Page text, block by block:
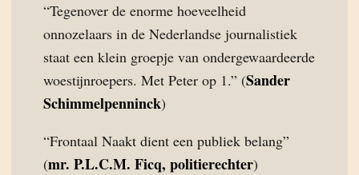
“Tegenover de enorme hoeveelheid
onnozelaars in de Nederlandse journalistiek
staat een klein groepje van ondergewaardeerde
woestijnroepers. Met Peter op 1.” (Sander
Schimmelpenninck)
“Frontaal Naakt dient een publiek belang”
(mr. P.L.C.M. Ficq, politierechter)